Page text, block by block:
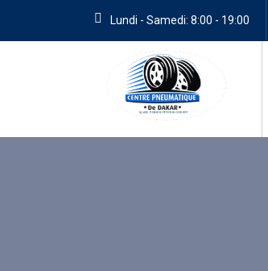
Lundi - Samedi: 8:00 - 19:00